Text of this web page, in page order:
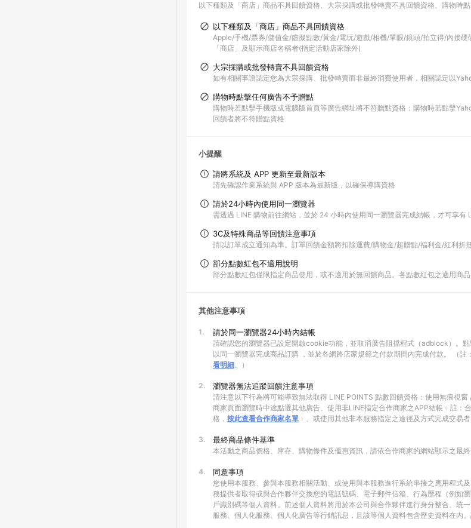
以下種類及「商店」商品不具回饋資格 大宗採購或批發轉賣不具回饋資格 購物時
以下種類及「商店」商品不具回饋資格
Apple/手機/票券/儲值金/虛擬點數/黃金/電玩/遊戲/相機/單眼/鏡頭/拍立得/內接
「商店」及顯示商店名稱者(指定活動店家除外)
大宗採購或批發轉賣不具回饋資格
如有相關事證認定您為大宗採購、批發轉賣而非最終消費使用者，相關認定以
購物時點擊任何廣告不予贈點
購物時若點擊手機版或電腦版首頁等廣告網址將不符贈點資格；購物時若點擊
回饋者將不符贈點資格
小提醒
請將系統及 APP 更新至最新版本
請先確認作業系統與 APP 版本為最新版，以確保導購資格
請於24小時內使用同一瀏覽器
需透過 LINE 購物前往網站，並於 24 小時內使用同一瀏覽器完成結帳，才可享有
3C及特殊商品等回饋注意事項
請以訂單成立通知為準。訂單回饋金額將扣除運費/購物金/超贈點/福利金/紅利折
部分點數紅包不適用說明
部分點數紅包僅限指定商品使用，或不適用於無回饋商品。各點數紅包之適用商
其他注意事項
1. 請於同一瀏覽器24小時內結帳
請確認您的瀏覽器已設定開啟cookie功能，並取消廣告阻擋程式（adblock）。
以同一瀏覽器完成商品訂購 ，並於各網路店家規範之付款期間內完成付款。 （註
看明細。）
2. 瀏覽器無法追蹤回饋注意事項
請注意以下行為將可能導致無法取得 LINE POINTS 點數回饋資格：使用無痕視
商家頁面瀏覽時中途點選其他廣告、使用非LINE指定合作商家之APP結帳﹙註：
格， 按此查看合作商家名單 ﹚、或使用其他非本服務指定之途徑及方式完成交易者
3. 最終商品條件基準
本活動之商品價格、庫存、購物條件及優惠資訊，請依合作商家的網站顯示之最
4. 同意事項
您使用本服務、參與本服務相關活動、或使用與本服務進行系統串接之應用程式
務提供者取得或與合作夥伴交換您的電話號碼、電子郵件信箱、行為歷程（例如
戶識別碼等個人資料。前述個人資料將用於本公司與合作夥伴進行身分整合、統
服務、個人化服務、個人化廣告等行銷訊息，且該等個人資料包含歷史資料在內